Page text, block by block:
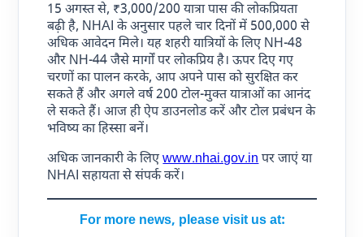
15 अगस्त से, ₹3,000/200 यात्रा पास की लोकप्रियता
बढ़ी है, NHAI के अनुसार पहले चार दिनों में 500,000 से
अधिक आवेदन मिले। यह शहरी यात्रियों के लिए NH-48
और NH-44 जैसे मार्गों पर लोकप्रिय है। ऊपर दिए गए
चरणों का पालन करके, आप अपने पास को सुरक्षित कर
सकते हैं और अगले वर्ष 200 टोल-मुक्त यात्राओं का आनंद
ले सकते हैं। आज ही ऐप डाउनलोड करें और टोल प्रबंधन के
भविष्य का हिस्सा बनें।
अधिक जानकारी के लिएwww.nhai.gov.inपर जाएं या
NHAI सहायता से संपर्क करें।
For more news, please visit us at: